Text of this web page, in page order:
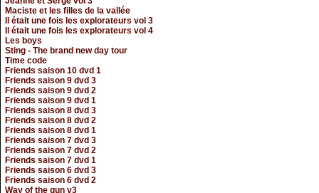
Maciste et les filles de la vallée
Il était une fois les explorateurs vol 3
Il était une fois les explorateurs vol 4
Les boys
Sting - The brand new day tour
Time code
Friends saison 10 dvd 1
Friends saison 9 dvd 3
Friends saison 9 dvd 2
Friends saison 9 dvd 1
Friends saison 8 dvd 3
Friends saison 8 dvd 2
Friends saison 8 dvd 1
Friends saison 7 dvd 3
Friends saison 7 dvd 2
Friends saison 7 dvd 1
Friends saison 6 dvd 3
Friends saison 6 dvd 2
Way of the gun v3